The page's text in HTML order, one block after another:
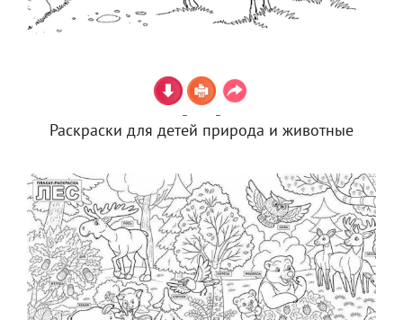
Раскраски для детей природа и животные